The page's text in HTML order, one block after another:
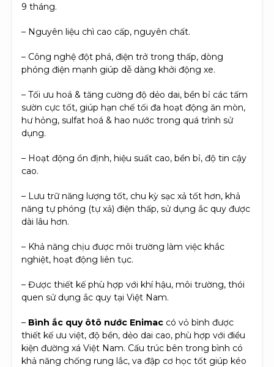
9 tháng.
– Nguyên liệu chì cao cấp, nguyên chất.
– Công nghệ đột phá, điện trở trong thấp, dòng
phóng điện mạnh giúp dễ dàng khởi động xe.
– Tối ưu hoá & tăng cường độ dẻo dai, bền bỉ các tấm
sườn cực tốt, giúp hạn chế tối đa hoạt động ăn mòn,
hư hỏng, sulfat hoá & hao nước trong quá trình sử
dụng.
– Hoạt động ổn định, hiệu suất cao, bền bỉ, độ tin cậy
cao.
– Lưu trữ năng lượng tốt, chu kỳ sạc xả tốt hơn, khả
năng tự phóng (tự xả) điện thấp, sử dụng ắc quy được
dài lâu hơn.
– Khả năng chịu được môi trường làm việc khắc
nghiệt, hoạt động liên tục.
– Được thiết kế phù hợp với khí hậu, môi trường, thói
quen sử dụng ắc quy tại Việt Nam.
– Bình ắc quy ôtô nước Enimac có vỏ bình được
thiết kế ưu việt, độ bền, dẻo dai cao, phù hợp với điều
kiện đường xá Việt Nam. Cấu trúc bên trong bình có
khả năng chống rung lắc, va đập cơ học tốt giúp kéo